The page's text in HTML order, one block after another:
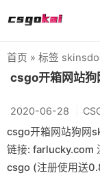
首页 » 标签
csgo开箱网站
2020-06-28
csgo开箱网站狗网
链接: farlucky.com
csgo (注册使用送